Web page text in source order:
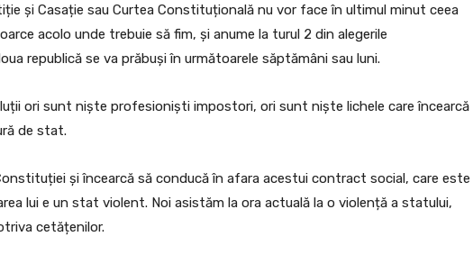
și Casație sau Curtea Constituțională nu vor face în ultimul minut ceea
acolo unde trebuie să fim, și anume la turul 2 din alegerile
republică se va prăbuși în următoarele săptămâni sau luni.
ori sunt niște profesioniști impostori, ori sunt niște lichele care încearcă
de stat.
și încearcă să conducă în afara acestui contract social, care este
lui e un stat violent. Noi asistăm la ora actuală la o violență a statului,
cetățenilor.